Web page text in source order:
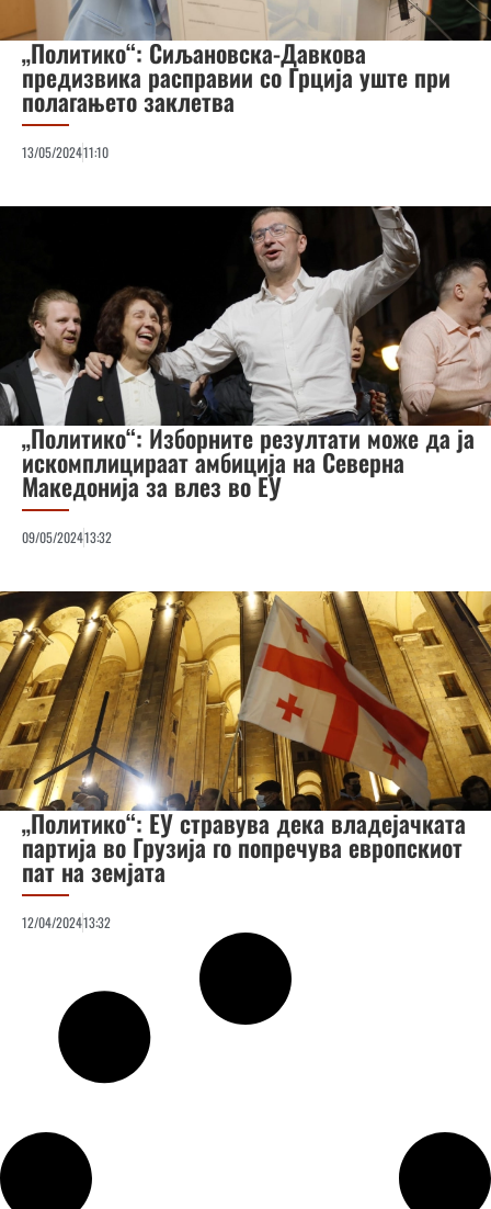
„Политико“: Сиљановска-Давкова
предизвика расправии со Грција уште при
полагањето заклетва
13/05/202411:10
„Политико“: Изборните резултати може да ја
искомплицираат амбиција на Северна
Македонија за влез во ЕУ
09/05/202413:32
„Политико“: ЕУ стравува дека владејачката
партија во Грузија го попречува европскиот
пат на земјата
12/04/202413:32